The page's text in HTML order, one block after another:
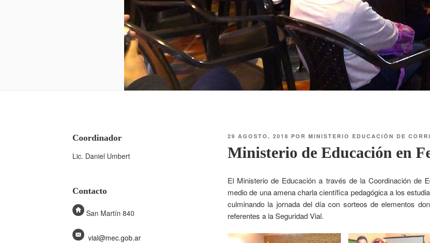
29 AGOSTO, 2018 POR MINISTERIO EDUCACIÓN DE
Ministerio de Educación en
El Ministerio de Educación a través de la Coordinación de
medio de una amena charla científica pedagógica a los
culminando la jornada del día con sorteos de elementos
referentes a la Seguridad Vial.
Coordinador
Lic. Daniel Umbert
Contacto
San Martín 840
vial@mec.gob.ar